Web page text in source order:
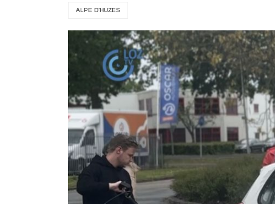
ALPE D’HUZES